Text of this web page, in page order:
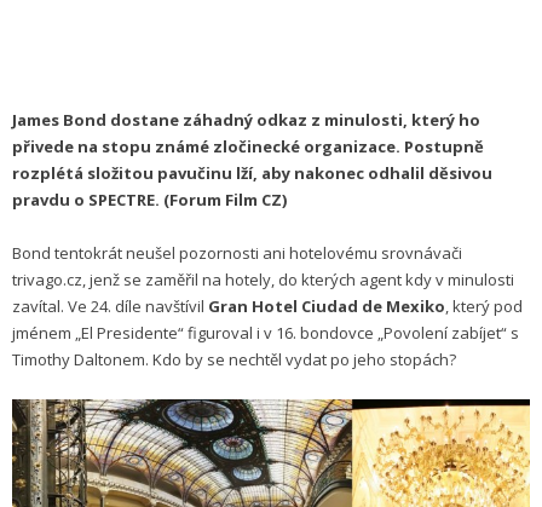
James Bond dostane záhadný odkaz z minulosti, který ho
přivede na stopu známé zločinecké organizace. Postupně
rozplétá složitou pavučinu lží, aby nakonec odhalil děsivou
pravdu o SPECTRE. (Forum Film CZ)
Bond tentokrát neušel pozornosti ani hotelovému srovnávači
trivago.cz, jenž se zaměřil na hotely, do kterých agent kdy v minulosti
zavítal. Ve 24. díle navštívil Gran Hotel Ciudad de Mexiko, který pod
jménem „El Presidente“ figuroval i v 16. bondovce „Povolení zabíjet“ s
Timothy Daltonem. Kdo by se nechtěl vydat po jeho stopách?